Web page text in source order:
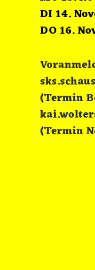
DI 14.
DO 16.
(Termin
(Termin